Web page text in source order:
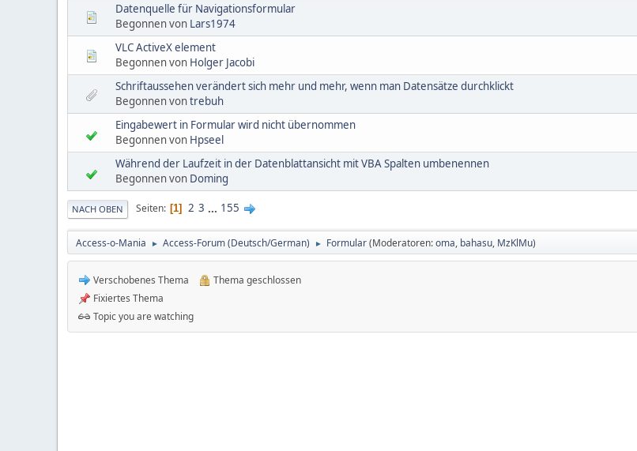
Datenquelle für Navigationsformular
Begonnen von Lars1974
VLC ActiveX element
Begonnen von Holger Jacobi
Schriftaussehen verändert sich mehr und mehr, wenn man Datensätze durchklickt
Begonnen vontrebuh
Eingabewert in Formular wird nicht übernommen
Begonnen von Hpseel
Während der Laufzeit in der Datenblattansicht mit VBA Spalten umbenennen
Begonnen von Doming
NACH OBEN Seiten 1 2 3 ... 155
Access-o-Mania ► Access-Forum (Deutsch/German) ► Formular(Moderatoren:oma, bahasu, MzKlMu)
Verschobenes Thema
Thema geschlossen
Fixiertes Thema
Topic you are watching